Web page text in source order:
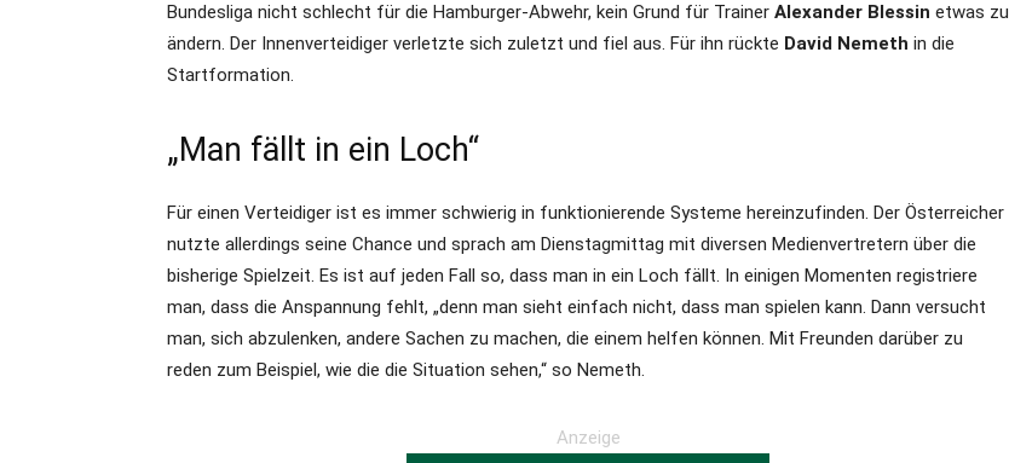
Bundesliga nicht schlecht für die Hamburger-Abwehr, kein Grund für Trainer Alexander Blessin etwas zu
ändern. Der Innenverteidiger verletzte sich zuletzt und fiel aus. Für ihn rückte David Nemeth in die
Startformation.
„Man fällt in ein Loch“
Für einen Verteidiger ist es immer schwierig in funktionierende Systeme hereinzufinden. Der Österreicher
nutzte allerdings seine Chance und sprach am Dienstagmittag mit diversen Medienvertretern über die
bisherige Spielzeit. Es ist auf jeden Fall so, dass man in ein Loch fällt. In einigen Momenten registriere
man, dass die Anspannung fehlt, „denn man sieht einfach nicht, dass man spielen kann. Dann versucht
man, sich abzulenken, andere Sachen zu machen, die einem helfen können. Mit Freunden darüber zu
reden zum Beispiel, wie die die Situation sehen,“ so Nemeth.
Anzeige